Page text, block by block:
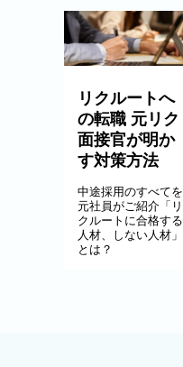
リクルートへ
の転職 元リク
面接官が明か
す対策方法
中途採用のすべてを
元社員がご紹介「リ
クルートに合格する
人材、しない人材」
とは？